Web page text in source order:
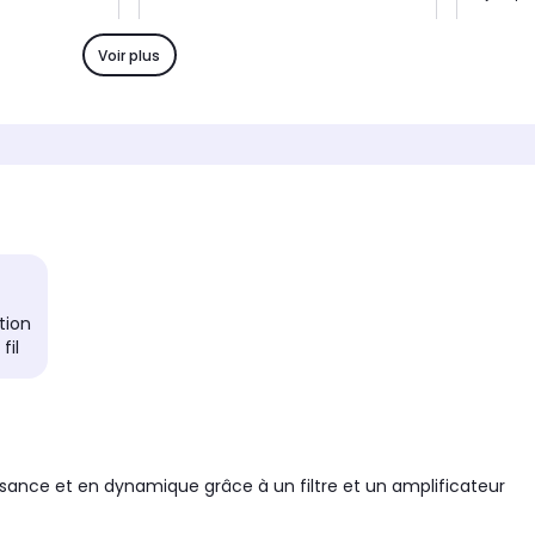
2
Voir plus
fil
et en dynamique grâce à un filtre et un amplificateur